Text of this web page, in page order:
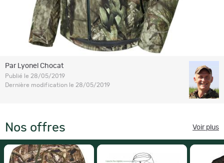
Par Lyonel Chocat
Publié le 28/05/2019
Dernière modification le 28/05/2019
Nos offres Voir plus